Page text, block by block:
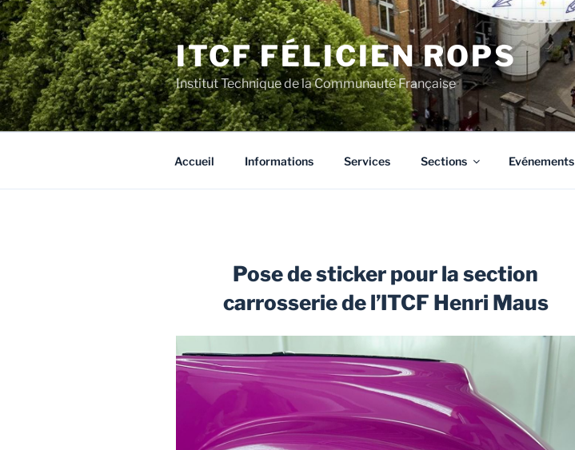
Aller
au
contenu
principal
ITCF FÉLICIEN ROPS
Institut Technique de la Communauté Française
Accueil Informations Services Sections Evénements
Pose de sticker pour la section
carrosserie de l’ITCF Henri Maus